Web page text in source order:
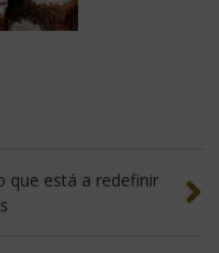
que está a redefinir